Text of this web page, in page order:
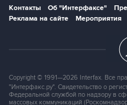
Контакты Об "Интерфаксе"
Реклама на сайте
Мероприятия
Copyright © 1991—2026 Interfax. Все
"Интерфакс.ру". Свидетельство о
Федеральной службой по надзору в
массовых коммуникаций